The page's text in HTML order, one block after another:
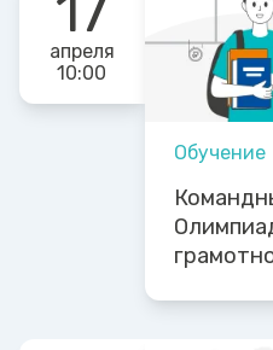
апреля
10:00
Обучение